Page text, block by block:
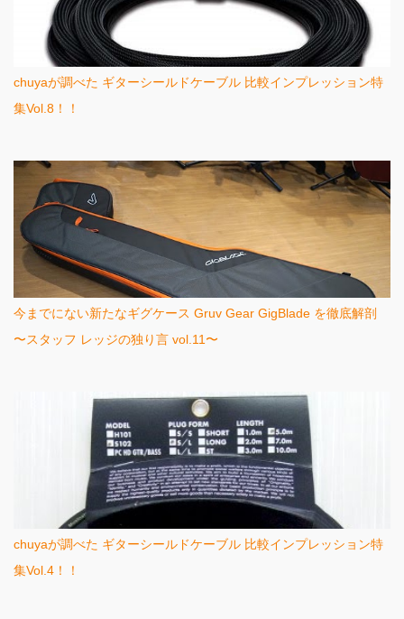
chuyaが調べた ギターシールドケーブル 比較インプレッション特
集Vol.8！！
今までにない新たなギグケース Gruv Gear GigBlade を徹底解剖
〜スタッフ レッジの独り言 vol.11〜
chuyaが調べた ギターシールドケーブル 比較インプレッション特
集Vol.4！！